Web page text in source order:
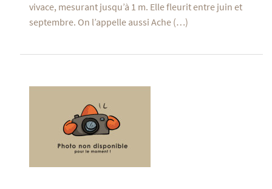
vivace, mesurant jusqu’à 1 m. Elle fleurit entre juin et
septembre. On l’appelle aussi Ache (…)